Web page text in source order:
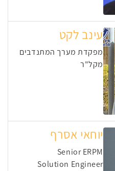
עינב לקט
מפקדת מערך המתנדבים
מקל"ר
יוחאי אסרף
Senior ERPM
Solution Engineer